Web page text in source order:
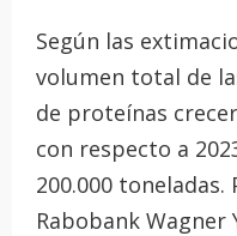
Según las
volumen total de
de proteínas
con respecto a
200.000 toneladas.
Rabobank Wagner